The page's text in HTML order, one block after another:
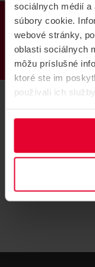
sociálnych médií
súbory cookie.
webové stránky,
oblasti sociálnych
môžu príslušné
ktoré ste im
používali ich služby.
PRODUKTY
DORCAS LK
Lišta pre elektrický